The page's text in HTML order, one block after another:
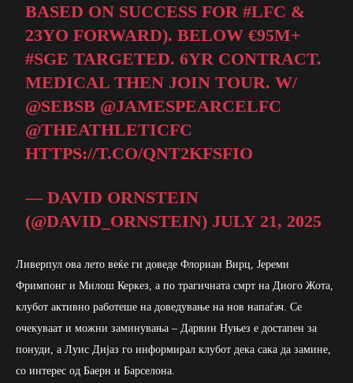
BASED ON SUCCESS FOR#LFC &
23YO FORWARD). BELOW €95M+
#SGE TARGETED. 6YR CONTRACT.
MEDICAL THEN JOIN TOUR. W/
@SEBSB @JAMESPEARCELFC
@THEATHLETICFC
HTTPS://T.CO/QNT2KFSFIO
— DAVID ORNSTEIN
(@DAVID_ORNSTEIN) JULY 21, 2025
Ливерпул ова лето веќе ги доведе Флориан Вирц, Јереми
Фримпонг и Милош Керкез, а по трагичната смрт на Диого Жота,
клубот активно работеше на доведување на нов напаѓач. Се
очекуваат и можни заминувања – Дарвин Нуњез е достапен за
понуди, а Луис Дијаз го информирал клубот дека сака да замине,
со интерес од Баерн и Барселона.